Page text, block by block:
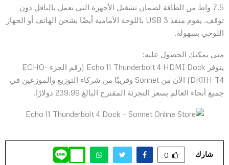
7.5 واط من الطاقة لضمان تشغيل الأجهزة التي تعمل بالناقل دون
توقف. يقوم منفذ USB 3 باللوحة الأمامية أيضًا بشحن الهاتف أو الجهاز
اللوحي بسهولة.
متى يمكنك الحصول عليه:
يتوفر Echo 11 Thunderbolt 4 HDMI Dock (رقم الجزء ECHO-
DK11H-T4) الآن من Sonnet وقريبًا من شركاء التوزيع والموزعين في
جميع أنحاء العالم بسعر التجزئة المقترح البالغ 239.99 دولارًا.
شارك 0